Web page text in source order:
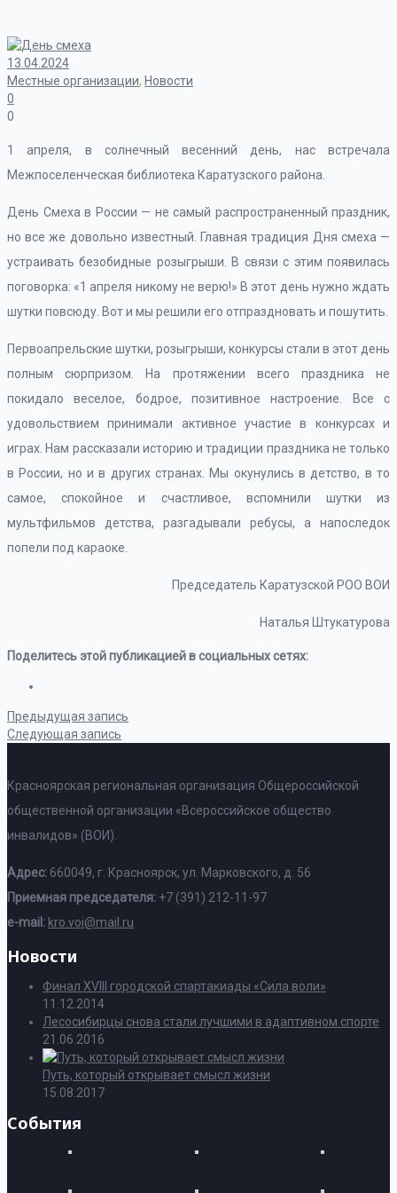
13.04.2024
Местные организации, Новости
0
0
1 апреля, в солнечный весенний день, нас встречала
Межпоселенческая библиотека Каратузского района.
День Смеха в России — не самый распространенный праздник,
но все же довольно известный. Главная традиция Дня смеха —
устраивать безобидные розыгрыши. В связи с этим появилась
поговорка: «1 апреля никому не верю!» В этот день нужно ждать
шутки повсюду. Вот и мы решили его отпраздновать и пошутить.
Первоапрельские шутки, розыгрыши, конкурсы стали в этот день
полным сюрпризом. На протяжении всего праздника не
покидало веселое, бодрое, позитивное настроение. Все с
удовольствием принимали активное участие в конкурсах и
играх. Нам рассказали историю и традиции праздника не только
в России, но и в других странах. Мы окунулись в детство, в то
самое, спокойное и счастливое, вспомнили шутки из
мультфильмов детства, разгадывали ребусы, а напоследок
попели под караоке.
Председатель Каратузской РОО ВОИ
Наталья Штукатурова
Поделитесь этой публикацией в социальных сетях:
Предыдущая запись
Следующая запись
Красноярская региональная организация Общероссийской
общественной организации «Всероссийское общество
инвалидов» (ВОИ).
Адрес: 660049, г. Красноярск, ул. Марковского, д. 56
Приемная председателя: +7 (391) 212-11-97
e-mail: kro.voi@mail.ru
Новости
Финал XVIII городской спартакиады «Сила воли»
11.12.2014
Лесосибирцы снова стали лучшими в адаптивном спорте
21.06.2016
Путь, который открывает смысл жизни
15.08.2017
События